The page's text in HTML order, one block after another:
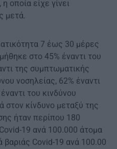
οποία είχε γίνει
μετά.
7 έως 30 μέρες
στο 45% έναντι του
της συμπτωματικής
νοσηλείας, 62% έναντι
του κινδύνου
κίνδυνο μεταξύ της
ήταν περίπου 180
19 ανά 100.000 άτομα
βαριάς Covid-19 ανά 100.00